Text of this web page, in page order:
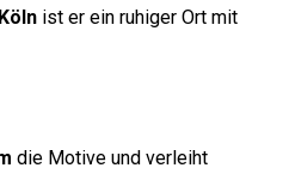
ist er ein ruhiger Ort mit
die Motive und verleiht